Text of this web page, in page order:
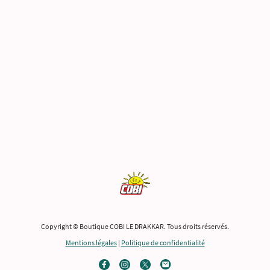
Copyright © Boutique COBI LE DRAKKAR. Tous droits réservés.
Mentions légales| Politique de confidentialité